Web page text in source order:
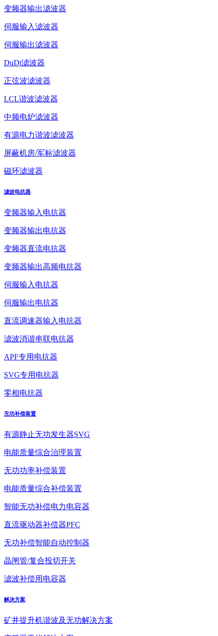
变频器输出滤波器
伺服输入滤波器
伺服输出滤波器
DuDt滤波器
正弦波滤波器
LCL谐波滤波器
中频电炉滤波器
有源电力谐波滤波器
屏蔽机房/军标滤波器
磁环滤波器
滤波电抗器
变频器输入电抗器
变频器输出电抗器
变频器直流电抗器
变频器输出高频电抗器
伺服输入电抗器
伺服输出电抗器
直流调速器输入电抗器
滤波消谐串联电抗器
APF专用电抗器
SVG专用电抗器
零相电抗器
无功补偿装置
有源静止无功发生器SVG
电能质量综合治理装置
无功功率补偿装置
电能质量综合补偿装置
智能无功补偿电力电容器
直流驱动器补偿器PFC
无功补偿智能自动控制器
晶闸管/复合投切开关
滤波补偿用电容器
解决方案
矿井提升机谐波及无功解决方案